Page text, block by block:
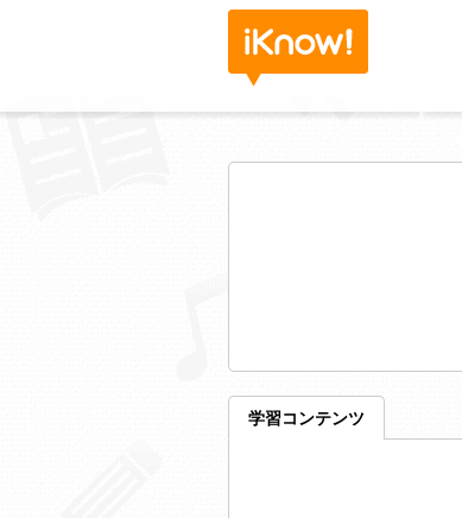
学習コンテンツ